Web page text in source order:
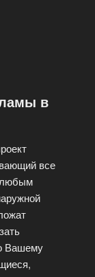
в
все
любым
Вашему